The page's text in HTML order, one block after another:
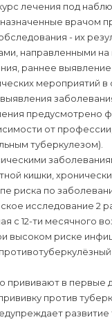
лечения под
врачом
- их
направленными на
раннее
мероприятий в
предусмотрено
от
туберкулезом).
кишки,
риска по
исследование 2
с 12-ти месячного
высоком риске
в первые
против
развитие